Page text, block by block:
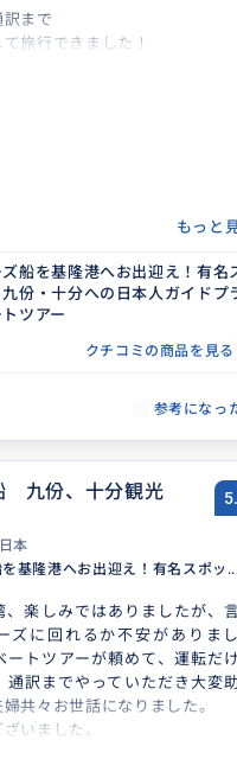
まで
旅行できました！
もっと
船を基隆港へお出迎え！有名
份・十分への日本人ガイドプ
ツアー
クチコミの商品を見る
参考になっ
九份、十分観光
日本
を基隆港へお出迎え！有名スポッ
、楽しみではありましたが、
ズに回れるか不安がありま
ートツアーが頼めて、運転だ
通訳までやっていただき大変
共々お世話になりました。
いました。